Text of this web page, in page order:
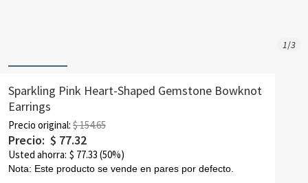
1/3
Sparkling Pink Heart-Shaped Gemstone Bowknot
Earrings
Precio original: $ 154.65
Precio: $ 77.32
Usted ahorra: $ 77.33 (50%)
Nota: Este producto se vende en pares por defecto.